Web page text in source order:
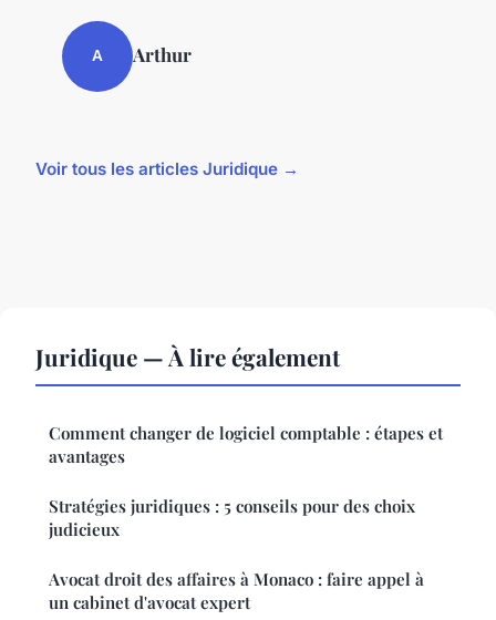
A Arthur
Voir tous les articles Juridique →
Juridique — À lire également
Comment changer de logiciel comptable : étapes et
avantages
Stratégies juridiques : 5 conseils pour des choix
judicieux
Avocat droit des affaires à Monaco : faire appel à
un cabinet d'avocat expert